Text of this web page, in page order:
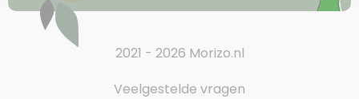
2021 - 2026 Morizo.nl
Veelgestelde vragen